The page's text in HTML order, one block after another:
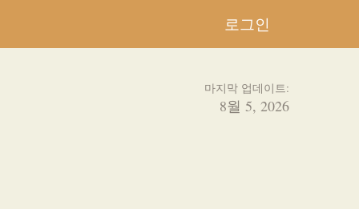
로그인
마지막 업데이트:
8월 5, 2026